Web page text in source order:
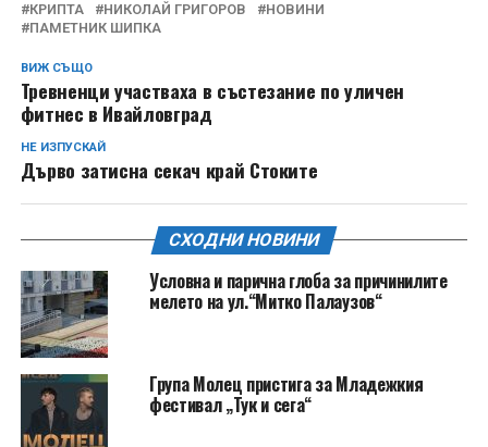
КРИПТА
НИКОЛАЙ ГРИГОРОВ
НОВИНИ
ПАМЕТНИК ШИПКА
ВИЖ СЪЩО
Тревненци участваха в състезание по уличен
фитнес в Ивайловград
НЕ ИЗПУСКАЙ
Дърво затисна секач край Стоките
СХОДНИ НОВИНИ
Условна и парична глоба за причинилите
мелето на ул.“Митко Палаузов“
Група Молец пристига за Младежкия
фестивал „Тук и сега“